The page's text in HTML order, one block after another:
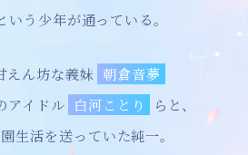
いう少年が通っている。
えん坊な義妹 朝倉音夢
アイドル 白河ことり
らと、
生活を送っていた純一。